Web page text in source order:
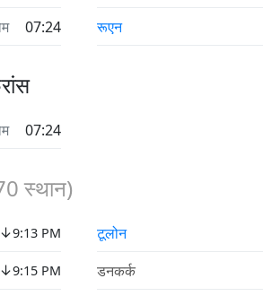
07:24
रूएन
07:24
स्थान)
↓9:13 PM
↓9:15 PM
टूलोन
डनकर्क